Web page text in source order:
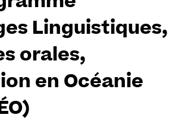
Linguistiques,
orales,
en Océanie